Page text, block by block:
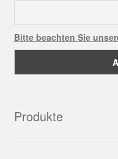
Bitte beachten Sie
Produkte